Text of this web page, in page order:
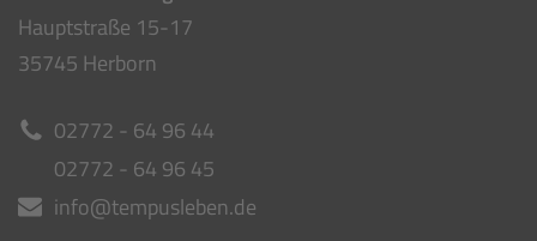
Hauptstraße 15-17
35745 Herborn
02772 - 64 96 44
02772 - 64 96 45
info@tempusleben.de